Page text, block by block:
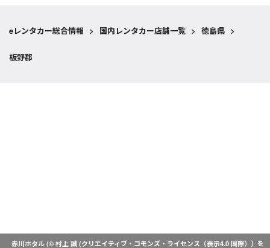
eレンタカー総合情報 > 国内レンタカー店舗一覧 > 徳島県 >
板野郡
赤川ホタル (© 村上 誠 (クリエイティブ・コモンズ・ライセンス（表示4.0 国際） ）を